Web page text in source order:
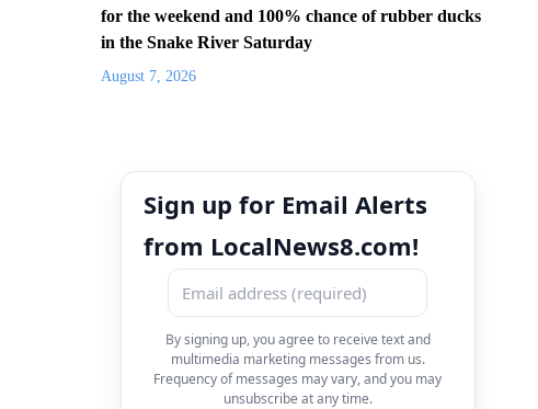
for the weekend and 100% chance of rubber ducks
in the Snake River Saturday
August 7, 2026
Sign up for Email Alerts
from LocalNews8.com!
By signing up, you agree to receive text and
multimedia marketing messages from us.
Frequency of messages may vary, and you may
unsubscribe at any time.